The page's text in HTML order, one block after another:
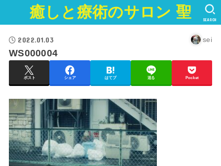
癒しと療術のサロン 聖 SEARCH
2022.01.03 sei
WS000004
ポスト シェア はてブ 送る Pocket